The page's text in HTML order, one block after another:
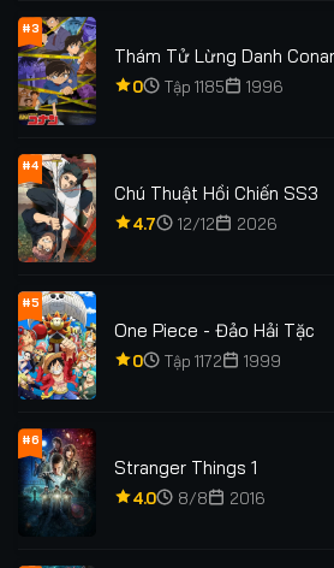
#3
Thám Tử Lừng Danh
0 Tập 1185 1996
#4
Chú Thuật Hồi Chiến SS3
4.7 12/12 2026
#5
One Piece - Đảo Hải Tặc
0 Tập 1172 1999
#6
Stranger Things 1
4.0 8/8 2016